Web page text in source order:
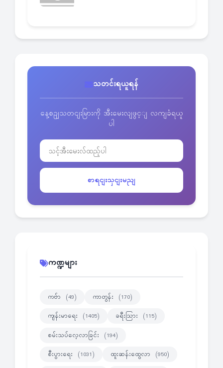
သတင်းရယူရန်
နေ့စဥျသတငျးမြားကို အီးမေးလျဖွင့ျ လကျခံရယူ
ပါ
စာရငျးသှငျးမညျ
ကဏ္ဍများ
ကဗ်ာ (49) ကာတွန်း (170)
ကျန်းမာရေး (1405) ခရီးသြား (115)
စမ်းသပ်လေ့လာခြင်း (194)
စီးပွားရေး (1031) ထူးဆန်းထွေလာ (950)